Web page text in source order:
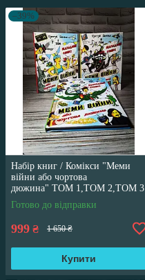
–39%
Набір книг / Комікси "Меми
війни або чортова
дюжина" ТОМ 1,ТОМ 2,ТОМ 3
Трегуб Ганна
Готово до відправки
999 ₴ 1 650 ₴
Купити